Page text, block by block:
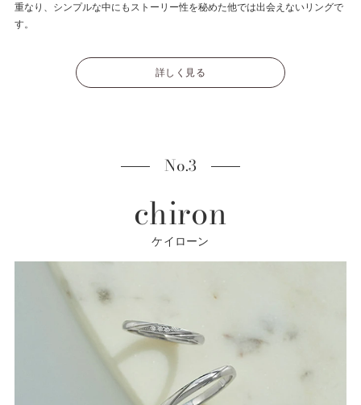
重なり、シンプルな中にもストーリー性を秘めた他では出会えないリングで
す。
詳しく見る
No.3
chiron
ケイローン